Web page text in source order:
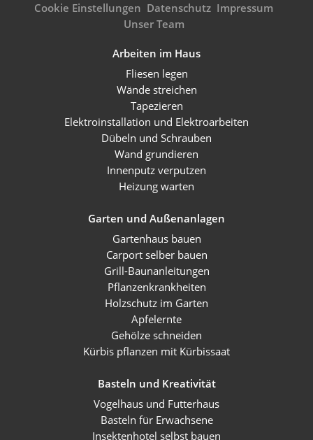
Cookie Einstellungen Datenschutz Impressum
Unser Team
Arbeiten im Haus
Fliesen legen
Wände streichen
Tapezieren
Elektroinstallation und Elektroarbeiten
Dübeln und Schrauben
Wand grundieren
Innenputz verputzen
Heizung warten
Garten und Außenanlagen
Gartenhaus bauen
Carport selber bauen
Grill-Baunanleitungen
Pflanzenkrankheiten
Holzschutz im Garten
Apfelernte
Gehölze schneiden
Kürbis pflanzen mit Kürbissaat
Basteln und Kreativität
Vogelhaus und Futterhaus
Basteln für Erwachsene
Insektenhotel selbst bauen